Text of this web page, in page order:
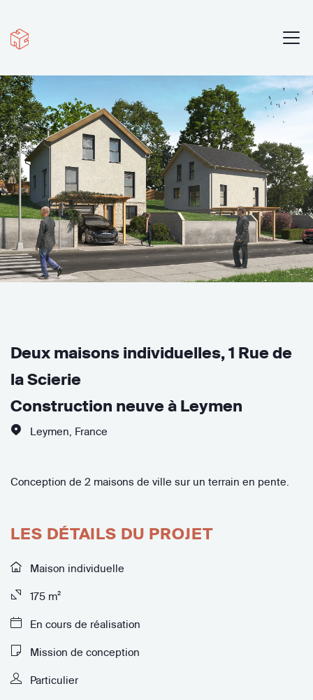
Deux maisons individuelles, 1 Rue de
la Scierie
Construction neuve à Leymen
Leymen France
Conception de 2 maisons de ville sur un terrain en pente.
LES DÉTAILS DU PROJET
Maison individuelle
175 m²
En cours de réalisation
Mission de conception
Particulier